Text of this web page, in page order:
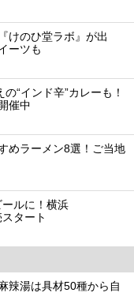
けのひ堂ラボ』が出
ーツも
“インド辛”カレーも！
催中
めラーメン8選！ご当地
ルに！横浜
タート
辣湯は具材50種から自